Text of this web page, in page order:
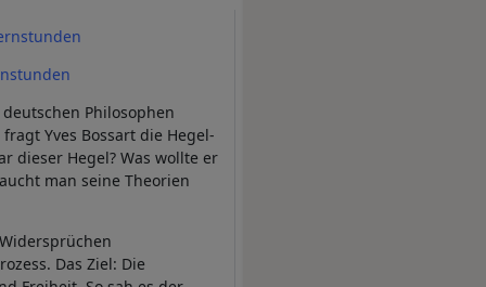
Philosophen
Yves Bossart die Hegel-
dieser Hegel? Was wollte er
man seine Theorien
Das Ziel: Die